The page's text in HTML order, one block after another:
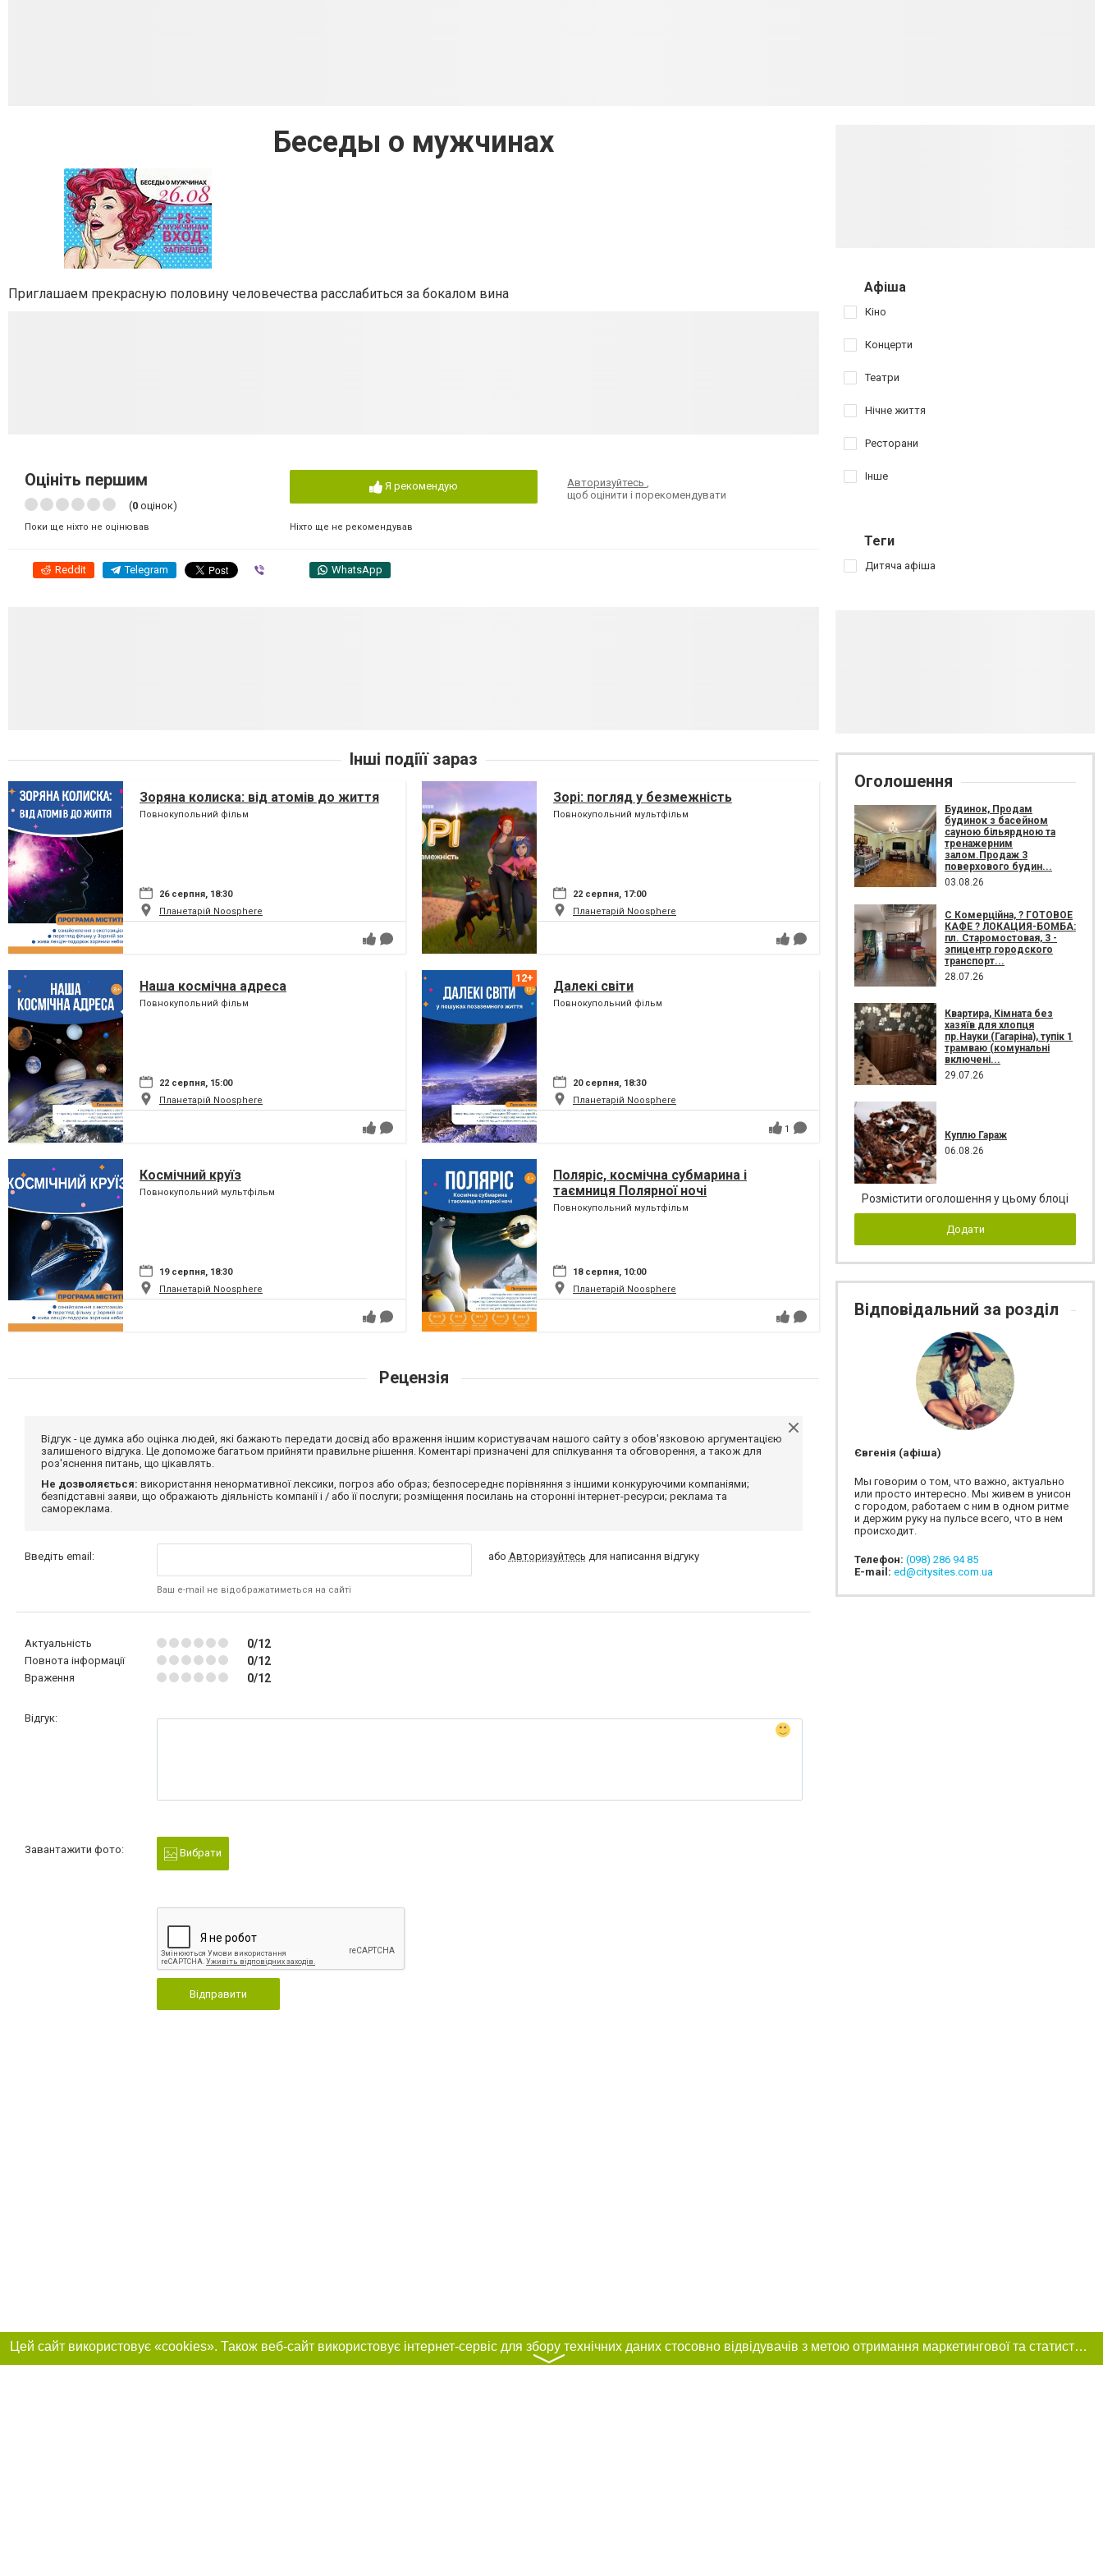
Беседы о мужчинах
Приглашаем прекрасную половину человечества расслабиться за бокалом вина
Оцініть першим
(0 оцінок)
Поки ще ніхто не оцінював
Я рекомендую
Ніхто ще не рекомендував
Авторизуйтесь,
щоб оцінити і порекомендувати
Reddit Telegram WhatsApp
Інші подіїї зараз
Зоряна колиска: від атомів до життя
Повнокупольний фільм
26 серпня, 18:30
Планетарій Noosphere
Зорі: погляд у безмежність
Повнокупольний мультфільм
22 серпня, 17:00
Планетарій Noosphere
Наша космічна адреса
Повнокупольний фільм
22 серпня, 15:00
Планетарій Noosphere
Далекі світи
Повнокупольний фільм
20 серпня, 18:30
Планетарій Noosphere
1
Космічний круїз
Повнокупольний мультфільм
19 серпня, 18:30
Планетарій Noosphere
Поляріс, космічна субмарина і
таємниця Полярної ночі
Повнокупольний мультфільм
18 серпня, 10:00
Планетарій Noosphere
Рецензія
Відгук - це думка або оцінка людей, які бажають передати досвід або враження іншим користувачам нашого сайту з обов'язковою аргументацією
залишеного відгука. Це допоможе багатьом прийняти правильне рішення. Коментарі призначені для спілкування та обговорення, а також для
роз'яснення питань, що цікавлять.
Не дозволяється: використання ненормативної лексики, погроз або образ; безпосереднє порівняння з іншими конкуруючими компаніями;
безпідставні заяви, що ображають діяльність компанії і / або її послуги; розміщення посилань на сторонні інтернет-ресурси; реклама та
самореклама.
Введіть email:
Ваш e-mail не відображатиметься на сайті
або Авторизуйтесь для написання відгуку
Актуальність 0/12
Повнота інформації 0/12
Враження 0/12
Відгук:
Завантажити фото: Вибрати
Відправити
Афіша
Кіно
Концерти
Театри
Нічне життя
Ресторани
Інше
Теги
Дитяча афіша
Оголошення
Будинок, Продам
будинок з басейном
сауною більярдною та
тренажерним
залом.Продаж 3
поверхового будин...
03.08.26
С Комерційна, ? ГОТОВОЕ
КАФЕ ? ЛОКАЦИЯ-БОМБА:
пл. Старомостовая, 3 -
эпицентр городского
транспорт...
28.07.26
Квартира, Кімната без
хазяїв для хлопця
пр.Науки (Гагаріна), тупік 1
трамваю (комунальні
включені...
29.07.26
Куплю Гараж
06.08.26
Розмістити оголошення у цьому блоці
Додати
Відповідальний за розділ
Євгенія (афіша)
Мы говорим о том, что важно, актуально
или просто интересно. Мы живем в унисон
с городом, работаем с ним в одном ритме
и держим руку на пульсе всего, что в нем
происходит.
Телефон: (098) 286 94 85
E-mail: ed@citysites.com.ua
Цей сайт використовує «cookies». Також веб-сайт використовує інтернет-сервіс для збору технічних даних стосовно відвідувачів з метою отримання маркетингової та статистичної інформації. Умови обробки даних відвідувачів сайту див.
〉